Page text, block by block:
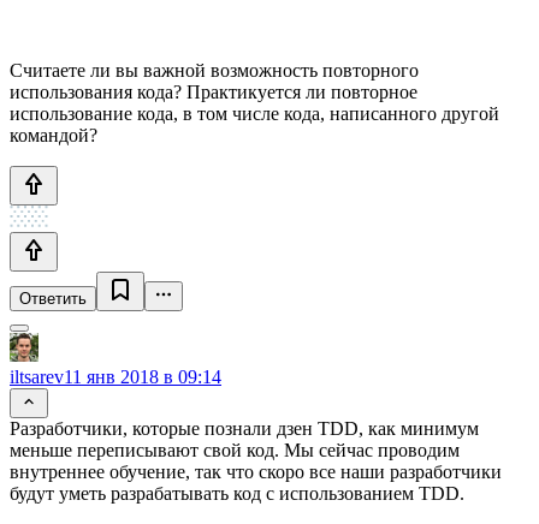
Считаете ли вы важной возможность повторного
использования кода? Практикуется ли повторное
использование кода, в том числе кода, написанного другой
командой?
Ответить
iltsarev11 янв 2018 в 09:14
Разработчики, которые познали дзен TDD, как минимум
меньше переписывают свой код. Мы сейчас проводим
внутреннее обучение, так что скоро все наши разработчики
будут уметь разрабатывать код с использованием TDD.